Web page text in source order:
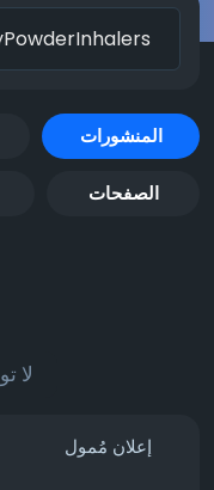
المنشورات
الصفحات
لا
إعلان مُمول